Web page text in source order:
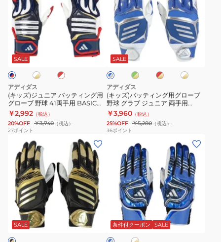
4213
LBG403-
2911
TOP1
LBG205
グ
グ
ラ
ブ
TOP1
両
手
LBG203
ジ
ュ
ニ
バ
ッ
テ
ィ
ン
グ
用
球
両
手
SALE
レ
ッ
ド
アディダス
(キッズ)ジュニア バッティング用
グローブ 野球 41両手用 BASIC
LBG405
￥2,992 （税込）
20%OFF ￥3,740（税込）
27ポイント
ン
グ
用
グ
ロ
ー
ブ
ニ
ア
SALE
ブ
シ
ル
バ
ー
グ
リ
ー
×
ー
ル
ド
レ
ッ
ド
ル
ド
ホ
ワ
イ
ト
×
ゴ
ー
ル
ド
アディダス
(キッズ)バッティング用グローブ
野球 グラブ ジュニア 両手用
LBG904
￥3,960 （税込）
25%OFF ￥5,280（税込）
36ポイント
ズ)
テ
ン
グ
SALE
ン
グ
条件付クーポン SALE
ブ
ル
ホ
ワ
イ